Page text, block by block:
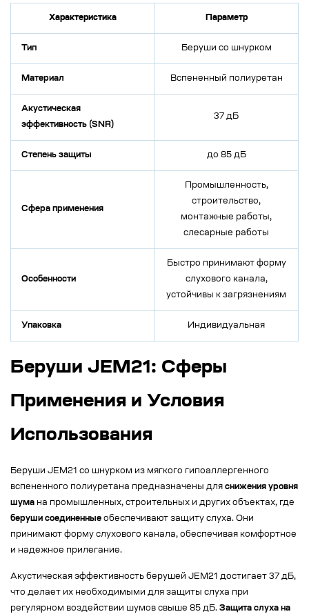
Характеристика Параметр
Тип Беруши со шнурком
Материал Вспененный полиуретан
Акустическая
эффективность (SNR)
37 дБ
Степень защиты до 85 дБ
Сфера применения
Промышленность,
строительство,
монтажные работы,
слесарные работы
Особенности
Быстро принимают форму
слухового канала,
устойчивы к загрязнениям
Упаковка Индивидуальная
Беруши JEM21: Сферы
Применения и Условия
Использования
Беруши JEM21 со шнурком из мягкого гипоаллергенного
вспененного полиуретана предназначены для снижения уровня
шума на промышленных, строительных и других объектах, где
беруши соединенные обеспечивают защиту слуха. Они
принимают форму слухового канала, обеспечивая комфортное
и надежное прилегание.
Акустическая эффективность берушей JEM21 достигает 37 дБ,
что делает их необходимыми для защиты слуха при
регулярном воздействии шумов свыше 85 дБ. Защита слуха на